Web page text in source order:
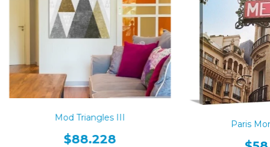
Mod Triangles III
$88.228
Paris